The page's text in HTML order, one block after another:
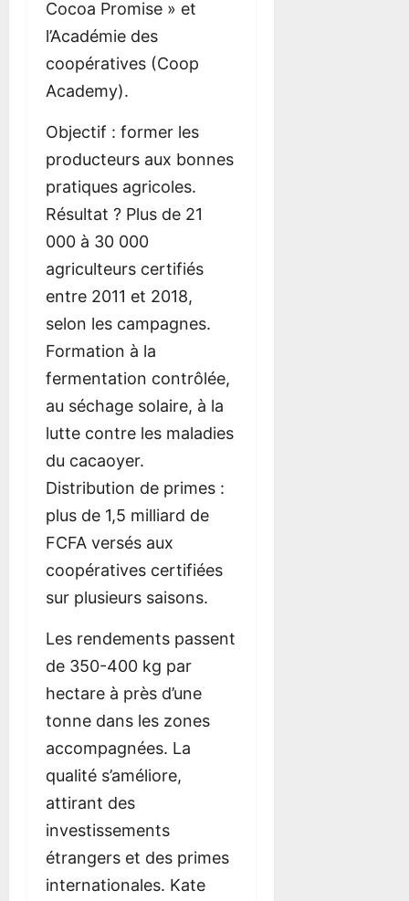
Cocoa Promise » et
l’Académie des
coopératives (Coop
Academy).
Objectif : former les
producteurs aux bonnes
pratiques agricoles.
Résultat ? Plus de 21
000 à 30 000
agriculteurs certifiés
entre 2011 et 2018,
selon les campagnes.
Formation à la
fermentation contrôlée,
au séchage solaire, à la
lutte contre les maladies
du cacaoyer.
Distribution de primes :
plus de 1,5 milliard de
FCFA versés aux
coopératives certifiées
sur plusieurs saisons.
Les rendements passent
de 350-400 kg par
hectare à près d’une
tonne dans les zones
accompagnées. La
qualité s’améliore,
attirant des
investissements
étrangers et des primes
internationales. Kate